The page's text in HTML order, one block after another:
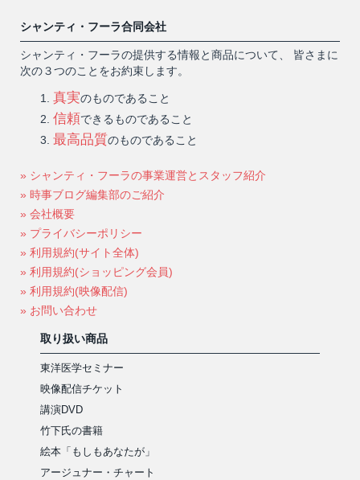
シャンティ・フーラ合同会社
シャンティ・フーラの提供する情報と商品について、 皆さまに
次の３つのことをお約束します。
真実のものであること
信頼できるものであること
最高品質のものであること
» シャンティ・フーラの事業運営とスタッフ紹介
» 時事ブログ編集部のご紹介
» 会社概要
» プライバシーポリシー
» 利用規約(サイト全体)
» 利用規約(ショッピング会員)
» 利用規約(映像配信)
» お問い合わせ
取り扱い商品
東洋医学セミナー
映像配信チケット
講演DVD
竹下氏の書籍
絵本「もしもあなたが」
アージュナー・チャート